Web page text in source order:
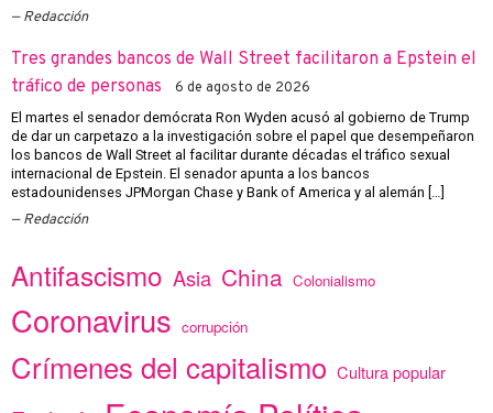
Redacción
Tres grandes bancos de Wall Street facilitaron a Epstein el
tráfico de personas
6 de agosto de 2026
El martes el senador demócrata Ron Wyden acusó al gobierno de Trump
de dar un carpetazo a la investigación sobre el papel que desempeñaron
los bancos de Wall Street al facilitar durante décadas el tráfico sexual
internacional de Epstein. El senador apunta a los bancos
estadounidenses JPMorgan Chase y Bank of America y al alemán […]
Redacción
Antifascismo Asia China Colonialismo
Coronavirus corrupción
Crímenes del capitalismo Cultura popular